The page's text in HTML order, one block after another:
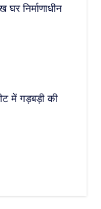
निर्माणाधीन
में गड़बड़ी की